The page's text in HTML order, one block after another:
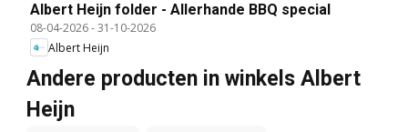
Albert Heijn folder - Allerhande BBQ special
08-04-2026-31-10-2026
Albert Heijn
Andere producten in winkels Albert
Heijn